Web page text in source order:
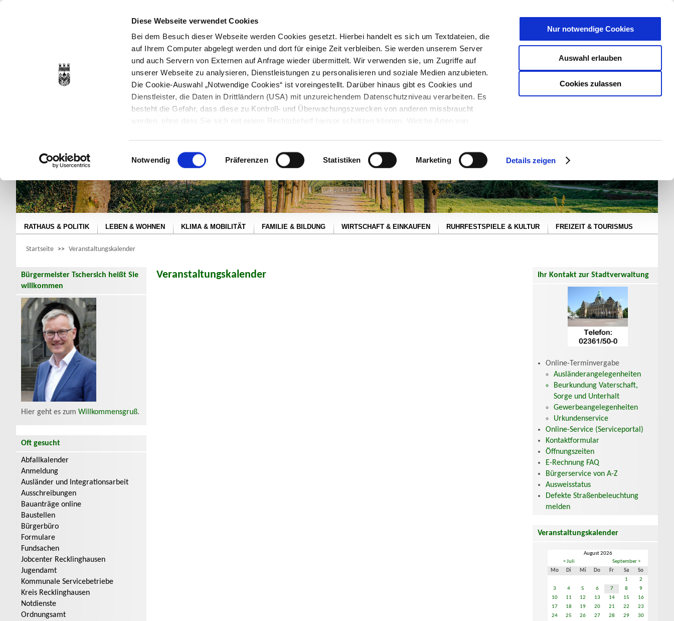
Diese Webseite verwendet Cookies
Bei dem Besuch dieser Webseite werden Cookies gesetzt. Hierbei handelt es sich um Textdateien, die
auf Ihrem Computer abgelegt werden und dort für einige Zeit verbleiben. Sie werden unserem Server
und auch Servern von Externen auf Anfrage wieder übermittelt. Wir verwenden sie, um Zugriffe auf
unserer Webseite zu analysieren, Dienstleistungen zu personalisieren und soziale Medien anzubieten.
Die Cookie-Auswahl „Notwendige Cookies“ ist voreingestellt. Darüber hinaus gibt es Cookies und
Dienstleister, die Daten in Drittländern (USA) mit unzureichendem Datenschutzniveau verarbeiten. Es
besteht die Gefahr, dass diese zu Kontroll- und Überwachungszwecken von anderen missbraucht
werden, ohne dass Sie sich mit einem Rechtsbehelf hiervor schützen können. Welche Arten von
Datenschutzerklärung
entnehmen. Die von Ihnen getroffene Auswahl der gewünschten Cookies kann
jederzeit mit Wirkung für die Zukunft angepasst oder
werden.
Einwilligungsauswahl
Notwendig Präferenzen Statistiken Marketing Details zeigen
Cookies zulassen
Auswahl erlauben
Nur notwendige Cookies
STARTSEITE
SCHRIFTGRÖßE:
RATHAUS & POLITIK LEBEN & WOHNEN KLIMA & MOBILITÄT FAMILIE & BILDUNG WIRTSCHAFT & EINKAUFEN RUHRFESTSPIELE & KULTUR FREIZEIT & TOURISMUS
Startseite >> Veranstaltungskalender
Bürgermeister Tschersich heißt Sie
willkommen
Hier geht es zum Willkommensgruß.
Oft gesucht
Abfallkalender
Anmeldung
Ausländer und Integrationsarbeit
Ausschreibungen
Bauanträge online
Baustellen
Bürgerbüro
Formulare
Fundsachen
Jobcenter Recklinghausen
Jugendamt
Kommunale Servicebetriebe
Kreis Recklinghausen
Notdienste
Ordnungsamt
Veranstaltungskalender Ihr Kontakt zur Stadtverwaltung
Online-Terminvergabe
Ausländerangelegenheiten
Beurkundung Vaterschaft,
Sorge und Unterhalt
Gewerbeangelegenheiten
Urkundenservice
Online-Service (Serviceportal)
Kontaktformular
Öffnungszeiten
E-Rechnung FAQ
Bürgerservice von A-Z
Ausweisstatus
Defekte Straßenbeleuchtung
melden
Veranstaltungskalender
August 2026
< Juli
September >
Mo
Di Mi Do Fr Sa
So
1
2
3
4 5 6 7 8
9
10
11 12 13 14 15
16
17
18 19 20 21 22
23
24
25 26 27 28 29
30